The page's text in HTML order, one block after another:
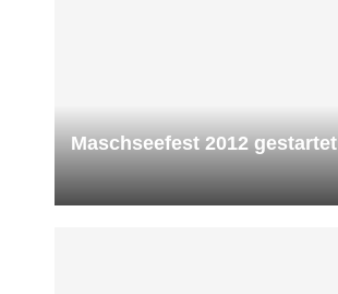
Maschseefest 2012 gestartet